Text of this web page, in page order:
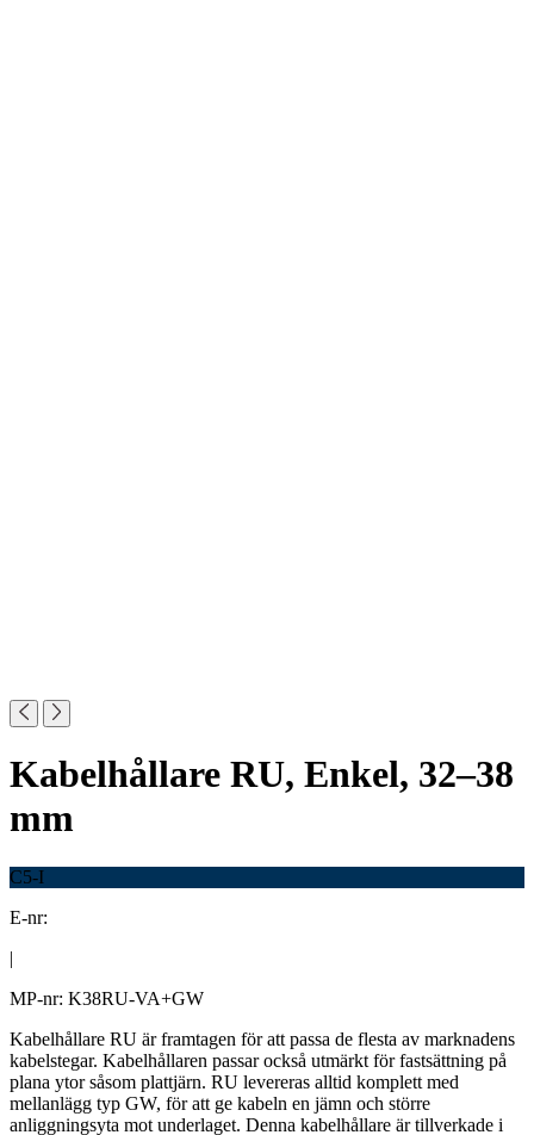
Kabelhållare RU, Enkel, 32–38
mm
C5-I
E-nr:
|
MP-nr: K38RU-VA+GW
Kabelhållare RU är framtagen för att passa de flesta av marknadens
kabelstegar. Kabelhållaren passar också utmärkt för fastsättning på
plana ytor såsom plattjärn. RU levereras alltid komplett med
mellanlägg typ GW, för att ge kabeln en jämn och större
anliggningsyta mot underlaget. Denna kabelhållare är tillverkade i